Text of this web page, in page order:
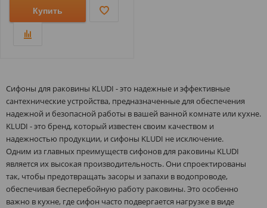
Купить
Сифоны для раковины KLUDI - это надежные и эффективные
сантехнические устройства, предназначенные для обеспечения
надежной и безопасной работы в вашей ванной комнате или кухне.
KLUDI - это бренд, который известен своим качеством и
надежностью продукции, и сифоны KLUDI не исключение.
Одним из главных преимуществ сифонов для раковины KLUDI
является их высокая производительность. Они спроектированы
так, чтобы предотвращать засоры и запахи в водопроводе,
обеспечивая бесперебойную работу раковины. Это особенно
важно в кухне, где сифон часто подвергается нагрузке в виде